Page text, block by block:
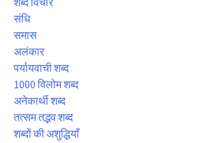
संधि
समास
अलंकार
पर्यायवाची शब्द
1000 विलोम शब्द
अनेकार्थी शब्द
तत्सम तद्भव शब्द
शब्दों की अशुद्धियाँ